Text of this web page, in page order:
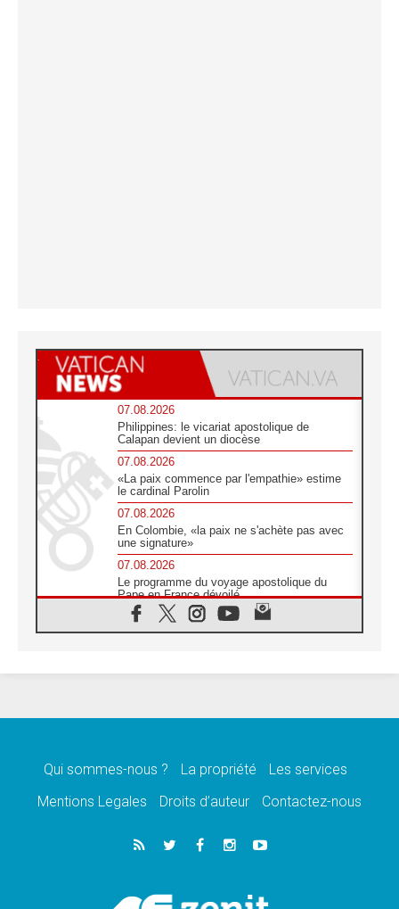
07.08.2026
Philippines: le vicariat apostolique de
Calapan devient un diocèse
07.08.2026
«La paix commence par l'empathie» estime
le cardinal Parolin
07.08.2026
En Colombie, «la paix ne s'achète pas avec
une signature»
07.08.2026
Le programme du voyage apostolique du
Pape en France dévoilé
07.08.2026
1ère Conférence continentale sur l'éducation
07.08.2026
07.08.2026
lancement des «dix jours de prière pour la
06.08.2026
Préparatifs des JMJ 2027 à Séoul: «c'est
Chrétiens et confucéens: respect et sagesse
Qui sommes-nous ? La propriété
Les services
Mentions Legales
Droits d’auteur Contactez-nous